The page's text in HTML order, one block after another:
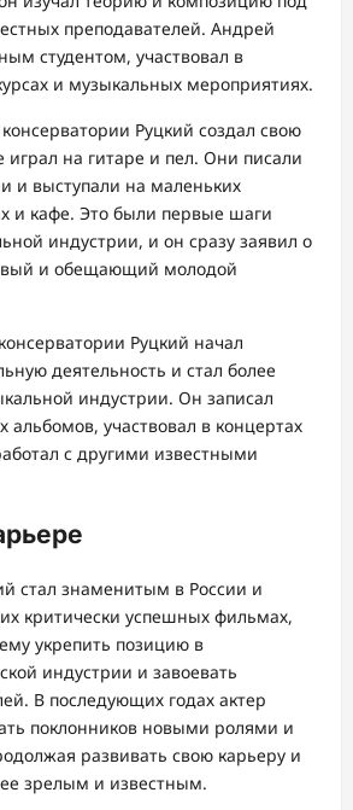
преподавателей. Андрей
студентом, участвовал в
и музыкальных мероприятиях.
Руцкий создал свою
играл на гитаре и пел. Они писали
и выступали на маленьких
и кафе. Это были первые шаги
индустрии, и он сразу заявил о
и обещающий молодой
Руцкий начал
деятельность и стал более
индустрии. Он записал
альбомов, участвовал в концертах
с другими известными
стал знаменитым в России и
критически успешных фильмах,
укрепить позицию в
индустрии и завоевать
В последующих годах актер
поклонников новыми ролями и
развивать свою карьеру и
зрелым и известным.